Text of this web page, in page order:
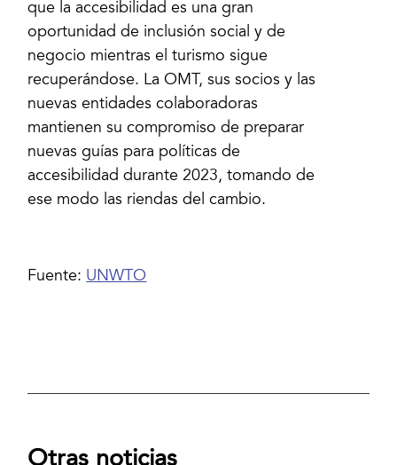
que la accesibilidad es una gran
oportunidad de inclusión social y de
negocio mientras el turismo sigue
recuperándose. La OMT, sus socios y las
nuevas entidades colaboradoras
mantienen su compromiso de preparar
nuevas guías para políticas de
accesibilidad durante 2023, tomando de
ese modo las riendas del cambio.
Fuente: UNWTO
Otras noticias